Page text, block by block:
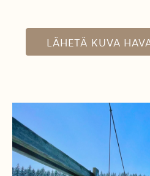
LÄHETÄ KUVA